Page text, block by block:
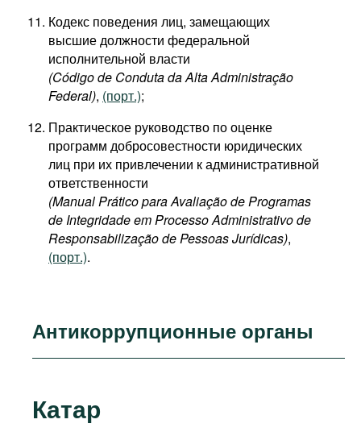
Кодекс поведения лиц, замещающих
высшие должности федеральной
исполнительной власти
(Código de Conduta da Alta Administração
Federal), (порт.);
Практическое руководство по оценке
программ добросовестности юридических
лиц при их привлечении к административной
ответственности​
(Manual Prático para Avaliação de Programas
de Integridade em Processo Administrativo de
Responsabilização de Pessoas Jurídicas),
(порт.).
Антикоррупционные органы
Катар